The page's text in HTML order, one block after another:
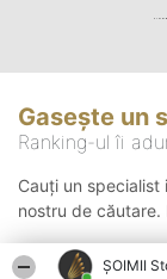
ȘOIMII
Gasește un
Ranking-ul îi
Cauți un specialist
nostru de căutare.